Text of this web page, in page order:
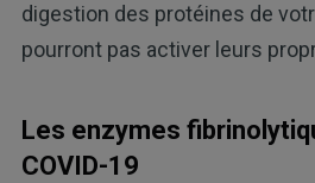
digestion des protéines de
pourront pas activer leurs
Les enzymes
COVID-19